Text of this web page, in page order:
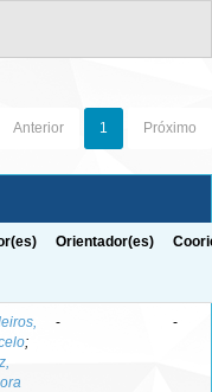
Anterior 1 Próximo
Orientador(es)
;
- -